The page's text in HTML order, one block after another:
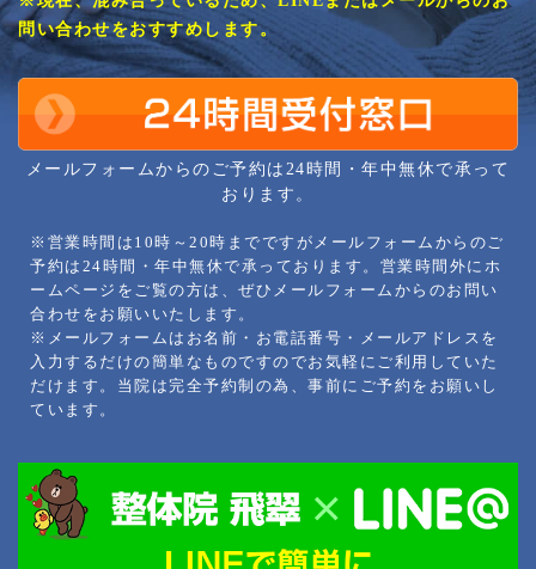
問い合わせをおすすめします。
メールフォームからのご予約は24時間・年中無休で承って
おります。
※営業時間は10時～20時までですがメールフォームからのご
予約は24時間・年中無休で承っております。営業時間外にホ
ームページをご覧の方は、ぜひメールフォームからのお問い
合わせをお願いいたします。
※メールフォームはお名前・お電話番号・メールアドレスを
入力するだけの簡単なものですのでお気軽にご利用していた
だけます。当院は完全予約制の為、事前にご予約をお願いし
ています。